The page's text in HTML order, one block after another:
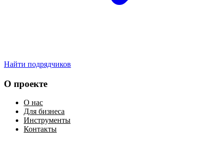
Найти подрядчиков
О проекте
О нас
Для бизнеса
Инструменты
Контакты